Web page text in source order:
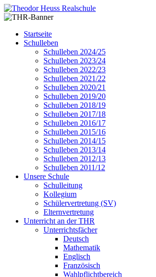
Startseite
Schulleben
Schulleben 2024/25
Schulleben 2023/24
Schulleben 2022/23
Schulleben 2021/22
Schulleben 2020/21
Schulleben 2019/20
Schulleben 2018/19
Schulleben 2017/18
Schulleben 2016/17
Schulleben 2015/16
Schulleben 2014/15
Schulleben 2013/14
Schulleben 2012/13
Schulleben 2011/12
Unsere Schule
Schulleitung
Kollegium
Schülervertretung (SV)
Elternvertretung
Unterricht an der THR
Unterrichtsfächer
Deutsch
Mathematik
Englisch
Französisch
Wahlpflichtbereich